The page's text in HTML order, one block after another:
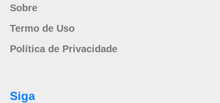
Sobre
Termo de Uso
Política de Privacidade
Siga